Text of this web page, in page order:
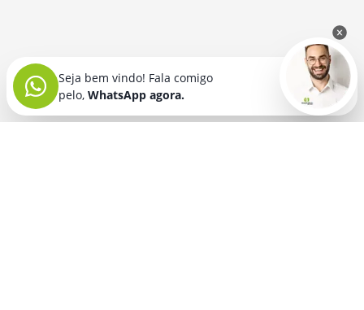
Seja bem vindo! Fala comigo
pelo, WhatsApp agora.